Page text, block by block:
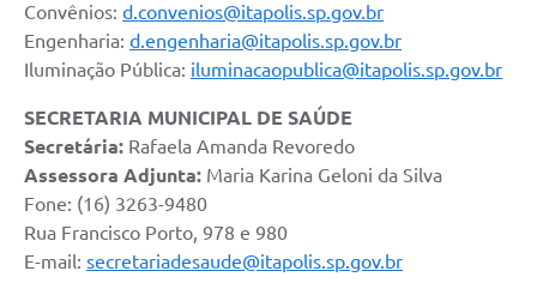
Convênios: d.convenios@itapolis.sp.gov.br
Engenharia: d.engenharia@itapolis.sp.gov.br
Iluminação Pública: iluminacaopublica@itapolis.sp.gov.br
SECRETARIA MUNICIPAL DE SAÚDE
Secretária: Rafaela Amanda Revoredo
Assessora Adjunta: Maria Karina Geloni da Silva
Fone: (16) 3263-9480
Rua Francisco Porto, 978 e 980
E-mail: secretariadesaude@itapolis.sp.gov.br